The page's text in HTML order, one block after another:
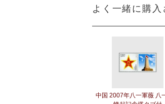
よく一緒に購
中国 2007年八一軍薇 八